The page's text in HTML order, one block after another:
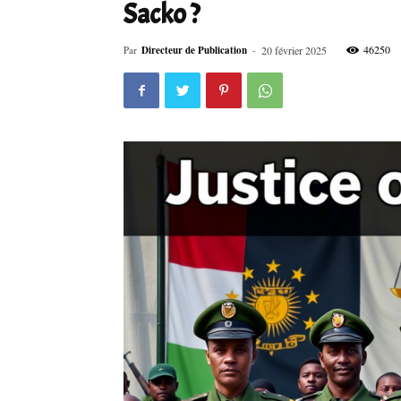
Sacko ?
Par Directeur de Publication - 20 février 2025 46250